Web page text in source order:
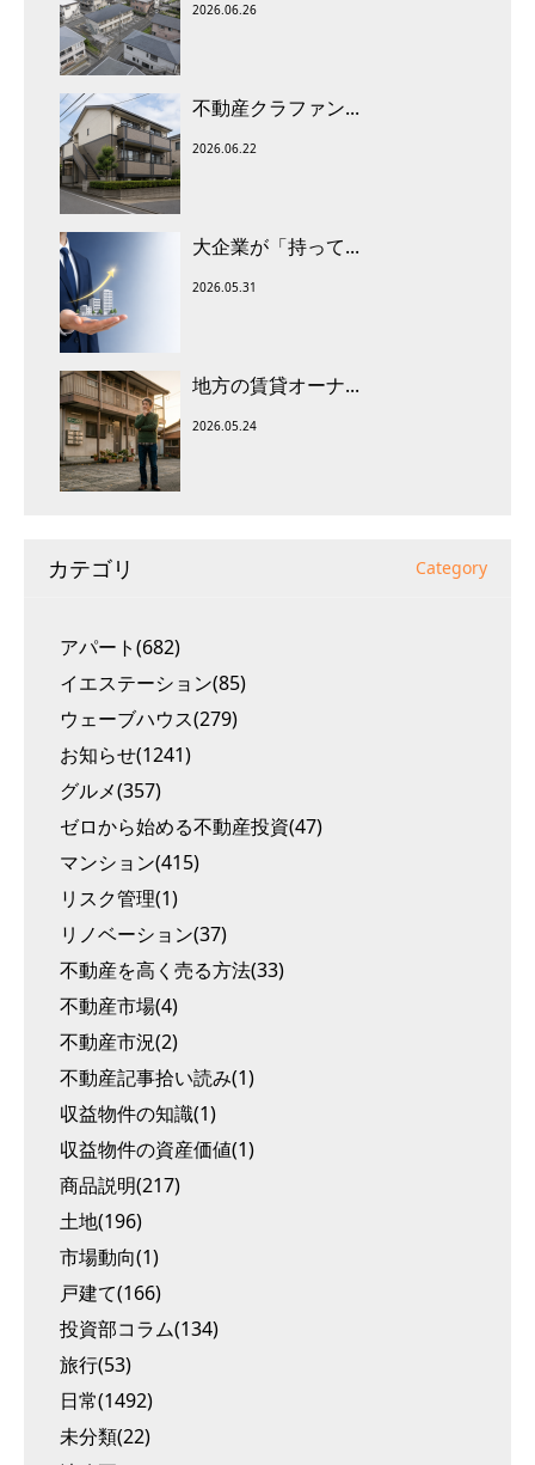
2026.06.26
不動産クラファン...
2026.06.22
大企業が「持って...
2026.05.31
地方の賃貸オーナ...
2026.05.24
カテゴリ Category
アパート(682)
イエステーション(85)
ウェーブハウス(279)
お知らせ(1241)
グルメ(357)
ゼロから始める不動産投資(47)
マンション(415)
リスク管理(1)
リノベーション(37)
不動産を高く売る方法(33)
不動産市場(4)
不動産市況(2)
不動産記事拾い読み(1)
収益物件の知識(1)
収益物件の資産価値(1)
商品説明(217)
土地(196)
市場動向(1)
戸建て(166)
投資部コラム(134)
旅行(53)
日常(1492)
未分類(22)